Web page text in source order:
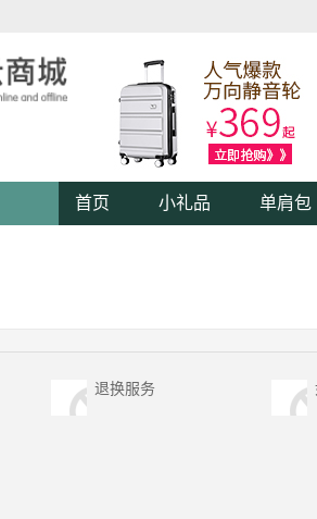
首页 小礼品 单肩包
退换服务